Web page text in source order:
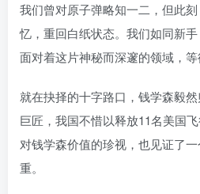
我们曾对原子弹略知一二，但此
忆，重回白纸状态。我们如同新
面对着这片神秘而深邃的领域，等
就在抉择的十字路口，钱学森毅
巨匠，我国不惜以释放11名美国
对钱学森价值的珍视，也见证了
重。